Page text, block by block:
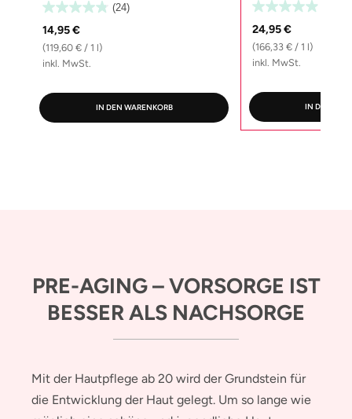
(24)
14,95 €
(119,60 € / 1 l)
inkl. MwSt.
IN DEN WARENKORB
24,95 €
(166,33 € / 1 l)
inkl. MwSt.
IN DEN
PRE-AGING – VORSORGE IST
BESSER ALS NACHSORGE
Mit der Hautpflege ab 20 wird der Grundstein für
die Entwicklung der Haut gelegt. Um so lange wie